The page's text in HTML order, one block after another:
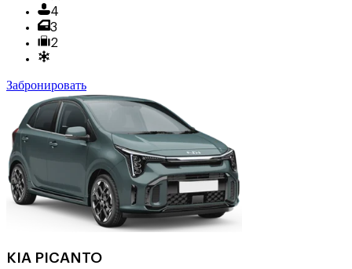
4
3
2
Забронировать
KIA PICANTO